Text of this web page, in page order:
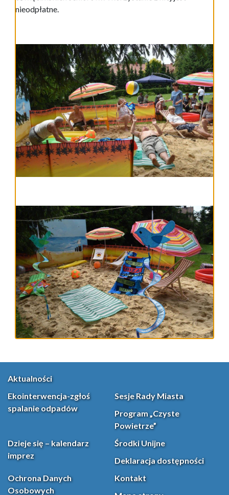
nieodpłatne.
Aktualności
Ekointerwencja-zgłoś
spalanie odpadów
Sesje Rady Miasta
Program „Czyste
Powietrze”
Dzieje się – kalendarz
imprez
Środki Unijne
Deklaracja dostępności
Ochrona Danych
Osobowych
Kontakt